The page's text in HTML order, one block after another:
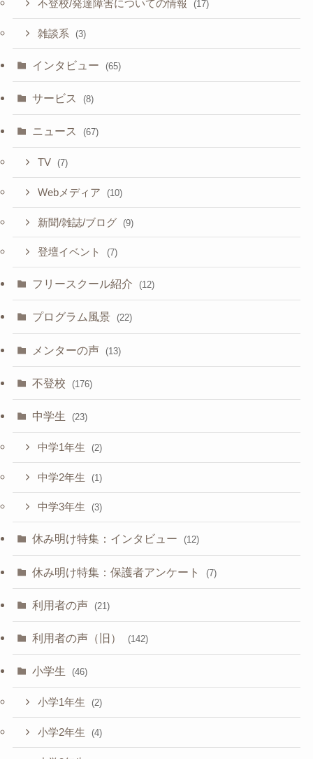
不登校/発達障害についての情報 (17)
雑談系 (3)
インタビュー (65)
サービス (8)
ニュース (67)
TV (7)
Webメディア (10)
新聞/雑誌/ブログ (9)
登壇イベント (7)
フリースクール紹介 (12)
プログラム風景 (22)
メンターの声 (13)
不登校 (176)
中学生 (23)
中学1年生 (2)
中学2年生 (1)
中学3年生 (3)
休み明け特集：インタビュー (12)
休み明け特集：保護者アンケート (7)
利用者の声 (21)
利用者の声（旧） (142)
小学生 (46)
小学1年生 (2)
小学2年生 (4)